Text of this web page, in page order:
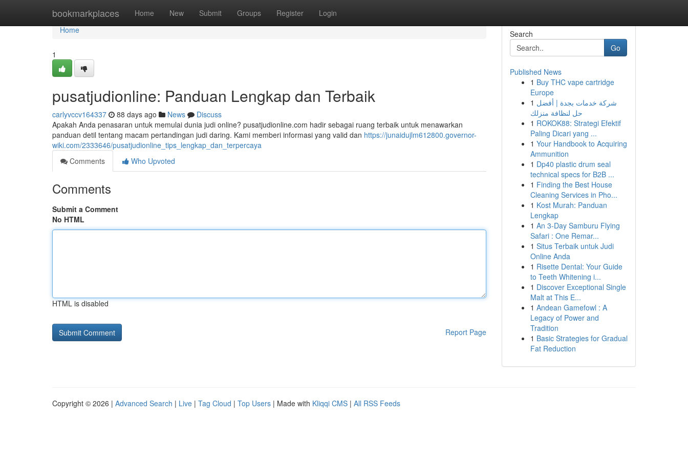
bookmarkplaces Home New Submit Groups Register Login
Home
Home
1
pusatjudionline: Panduan Lengkap dan Terbaik
carlyvccv164337 88 days ago News
Discuss
Apakah Anda penasaran untuk memulai dunia judi online? pusatjudionline.com hadir sebagai ruang terbaik untuk menawarkan
panduan detil tentang macam pertandingan judi daring. Kami memberi informasi yang valid dan https://junaidujlm612800.governor-
wiki.com/2333646/pusatjudionline_tips_lengkap_dan_terpercaya
Comments
Who Upvoted
Comments
Submit a Comment
No HTML
HTML is disabled
Report Page
Search
Go
Published News
1 Buy THC vape cartridge
Europe
1 شركة خدمات بجدة | أفضل
حل لنظافة منزلك
1 ROKOK88: Strategi Efektif
Paling Dicari yang ...
1 Your Handbook to Acquiring
Ammunition
1 Dp40 plastic drum seal
technical specs for B2B ...
1 Finding the Best House
Cleaning Services in Pho...
1 Kost Murah: Panduan
Lengkap
1 An 3-Day Samburu Flying
Safari : One Remar...
1 Situs Terbaik untuk Judi
Online Anda
1 Risette Dental: Your Guide
to Teeth Whitening i...
1 Discover Exceptional Single
Malt at This E...
1 Andean Gamefowl : A
Legacy of Power and
Tradition
1 Basic Strategies for Gradual
Fat Reduction
Copyright © 2026 | Advanced Search | Live | Tag Cloud | Top Users | Made with Kliqqi CMS | All RSS Feeds